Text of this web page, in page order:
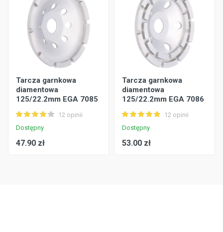
Tarcza garnkowa
diamentowa
125/22.2mm EGA 7085
12 opinii
Dostępny
47.90 zł
Tarcza garnkowa
diamentowa
125/22.2mm EGA 7086
12 opinii
Dostępny
53.00 zł